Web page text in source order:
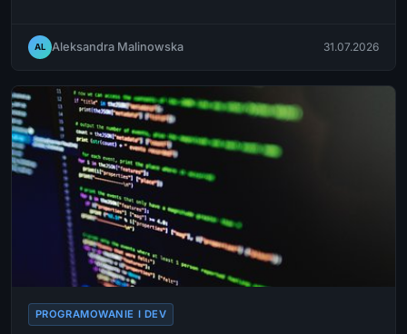
AL Aleksandra Malinowska 31.07.2026
PROGRAMOWANIE I DEV